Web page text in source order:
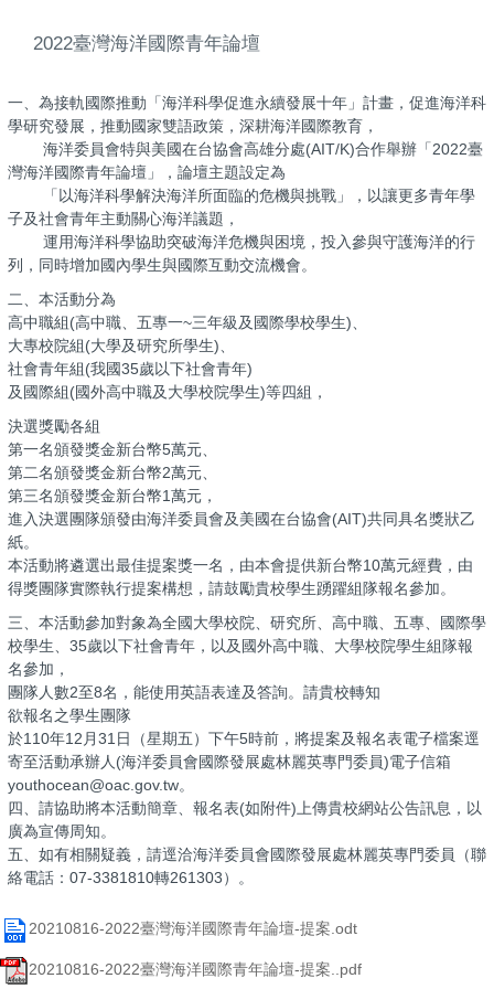
2022臺灣海洋國際青年論壇
一、為接軌國際推動「海洋科學促進永續發展十年」計畫，促進海洋科
學研究發展，推動國家雙語政策，深耕海洋國際教育，
海洋委員會特與美國在台協會高雄分處(AIT/K)合作舉辦「2022臺
灣海洋國際青年論壇」，論壇主題設定為
「以海洋科學解決海洋所面臨的危機與挑戰」，以讓更多青年學
子及社會青年主動關心海洋議題，
運用海洋科學協助突破海洋危機與困境，投入參與守護海洋的行
列，同時增加國內學生與國際互動交流機會。
二、本活動分為
高中職組(高中職、五專一~三年級及國際學校學生)、
大專校院組(大學及研究所學生)、
社會青年組(我國35歲以下社會青年)
及國際組(國外高中職及大學校院學生)等四組，
決選獎勵各組
第一名頒發獎金新台幣5萬元、
第二名頒發獎金新台幣2萬元、
第三名頒發獎金新台幣1萬元，
進入決選團隊頒發由海洋委員會及美國在台協會(AIT)共同具名獎狀乙
紙。
本活動將遴選出最佳提案獎一名，由本會提供新台幣10萬元經費，由
得獎團隊實際執行提案構想，請鼓勵貴校學生踴躍組隊報名參加。
三、本活動參加對象為全國大學校院、研究所、高中職、五專、國際學
校學生、35歲以下社會青年，以及國外高中職、大學校院學生組隊報
名參加，
團隊人數2至8名，能使用英語表達及答詢。請貴校轉知
欲報名之學生團隊
於110年12月31日（星期五）下午5時前，將提案及報名表電子檔案逕
寄至活動承辦人(海洋委員會國際發展處林麗英專門委員)電子信箱
youthocean@oac.gov.tw。
四、請協助將本活動簡章、報名表(如附件)上傳貴校網站公告訊息，以
廣為宣傳周知。
五、如有相關疑義，請逕洽海洋委員會國際發展處林麗英專門委員（聯
絡電話：07-3381810轉261303）。
20210816-2022臺灣海洋國際青年論壇-提案.odt
20210816-2022臺灣海洋國際青年論壇-提案..pdf